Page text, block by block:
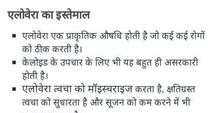
एलोवेरा का इस्तेमाल
एलोवेरा एक प्राकृतिक औषधि होती है जो कई कई रोगों
को ठीक करती है।
केलोइड के उपचार के लिए भी यह बहुत ही असरकारी
होती है।
एलोवेरा त्वचा को मॉइस्चराइज करता है, क्षतिग्रस्‍त
त्‍वचा को सुधारता है और सूजन को कम करने में भी